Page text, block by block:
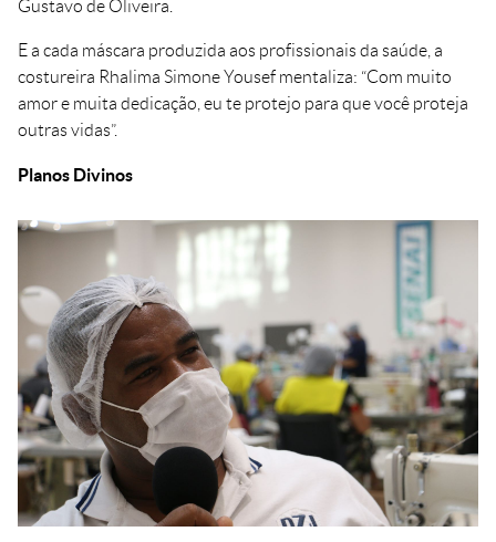
Gustavo de Oliveira.
E a cada máscara produzida aos profissionais da saúde, a
costureira Rhalima Simone Yousef mentaliza: “Com muito
amor e muita dedicação, eu te protejo para que você proteja
outras vidas”.
Planos Divinos